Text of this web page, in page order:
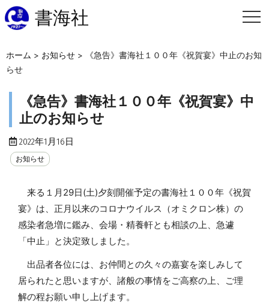
書海社
ホーム > お知らせ >
《急告》書海社１００年《祝賀宴》中止のお知
らせ
《急告》書海社１００年《祝賀宴》中
止のお知らせ
2022年1月16日
お知らせ
来る１月29日(土)夕刻開催予定の書海社１００年《祝賀
宴》は、正月以来のコロナウイルス（オミクロン株）の
感染者急増に鑑み、会場・精養軒とも相談の上、急遽
「中止」と決定致しました。
出品者各位には、お仲間との久々の嘉宴を楽しみして
居られたと思いますが、諸般の事情をご高察の上、ご理
解の程お願い申し上げます。